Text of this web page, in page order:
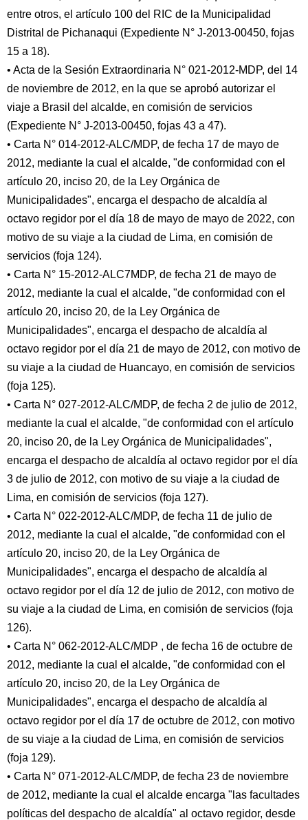
entre otros, el artículo 100 del RIC de la Municipalidad
Distrital de Pichanaqui (Expediente N° J-2013-00450, fojas
15 a 18).
• Acta de la Sesión Extraordinaria N° 021-2012-MDP, del 14
de noviembre de 2012, en la que se aprobó autorizar el
viaje a Brasil del alcalde, en comisión de servicios
(Expediente N° J-2013-00450, fojas 43 a 47).
• Carta N° 014-2012-ALC/MDP, de fecha 17 de mayo de
2012, mediante la cual el alcalde, "de conformidad con el
artículo 20, inciso 20, de la Ley Orgánica de
Municipalidades", encarga el despacho de alcaldía al
octavo regidor por el día 18 de mayo de mayo de 2022, con
motivo de su viaje a la ciudad de Lima, en comisión de
servicios (foja 124).
• Carta N° 15-2012-ALC7MDP, de fecha 21 de mayo de
2012, mediante la cual el alcalde, "de conformidad con el
artículo 20, inciso 20, de la Ley Orgánica de
Municipalidades", encarga el despacho de alcaldía al
octavo regidor por el día 21 de mayo de 2012, con motivo de
su viaje a la ciudad de Huancayo, en comisión de servicios
(foja 125).
• Carta N° 027-2012-ALC/MDP, de fecha 2 de julio de 2012,
mediante la cual el alcalde, "de conformidad con el artículo
20, inciso 20, de la Ley Orgánica de Municipalidades",
encarga el despacho de alcaldía al octavo regidor por el día
3 de julio de 2012, con motivo de su viaje a la ciudad de
Lima, en comisión de servicios (foja 127).
• Carta N° 022-2012-ALC/MDP, de fecha 11 de julio de
2012, mediante la cual el alcalde, "de conformidad con el
artículo 20, inciso 20, de la Ley Orgánica de
Municipalidades", encarga el despacho de alcaldía al
octavo regidor por el día 12 de julio de 2012, con motivo de
su viaje a la ciudad de Lima, en comisión de servicios (foja
126).
• Carta N° 062-2012-ALC/MDP , de fecha 16 de octubre de
2012, mediante la cual el alcalde, "de conformidad con el
artículo 20, inciso 20, de la Ley Orgánica de
Municipalidades", encarga el despacho de alcaldía al
octavo regidor por el día 17 de octubre de 2012, con motivo
de su viaje a la ciudad de Lima, en comisión de servicios
(foja 129).
• Carta N° 071-2012-ALC/MDP, de fecha 23 de noviembre
de 2012, mediante la cual el alcalde encarga "las facultades
políticas del despacho de alcaldía" al octavo regidor, desde